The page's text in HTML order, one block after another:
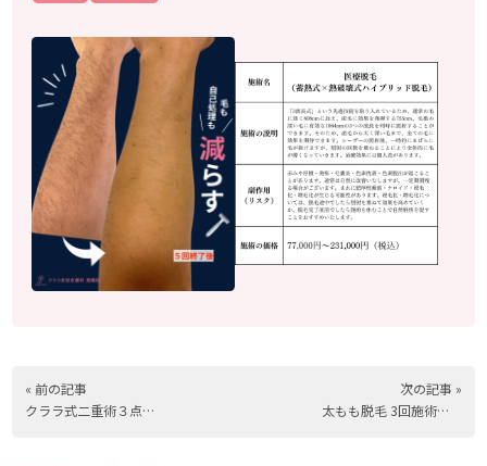
« 前の記事
クララ式二重術３点留め（施術1日後）
次の記事 »
太もも脱毛 3回施術後の効果